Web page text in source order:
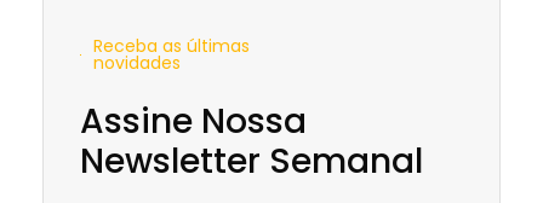
Receba as últimas
novidades
Assine Nossa
Newsletter Semanal